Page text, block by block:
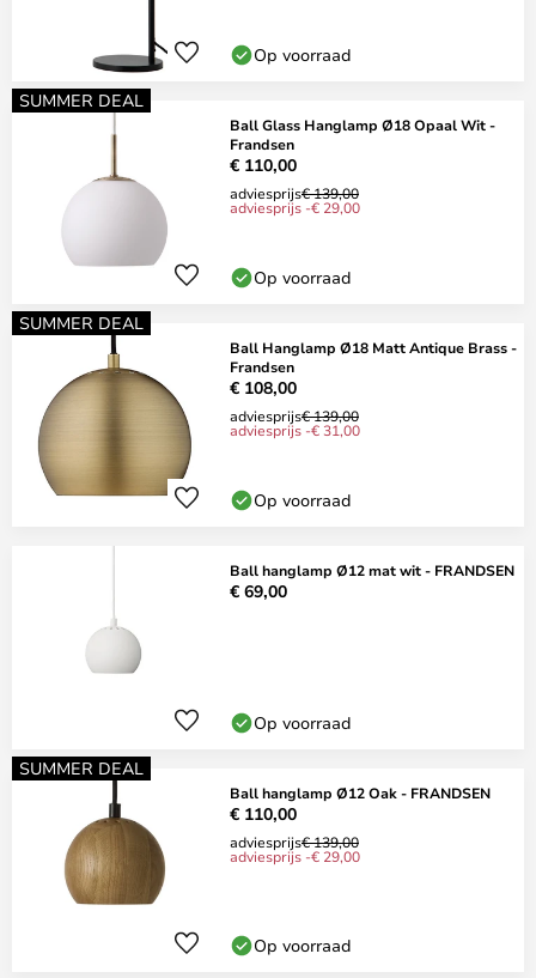
Op voorraad
SUMMER DEAL
Ball Glass Hanglamp Ø18 Opaal Wit -
Frandsen
€ 110,00
adviesprijs€ 139,00
adviesprijs -€ 29,00
Op voorraad
SUMMER DEAL
Ball Hanglamp Ø18 Matt Antique Brass -
Frandsen
€ 108,00
adviesprijs€ 139,00
adviesprijs -€ 31,00
Op voorraad
Ball hanglamp Ø12 mat wit - FRANDSEN
€ 69,00
Op voorraad
SUMMER DEAL
Ball hanglamp Ø12 Oak - FRANDSEN
€ 110,00
adviesprijs€ 139,00
adviesprijs -€ 29,00
Op voorraad